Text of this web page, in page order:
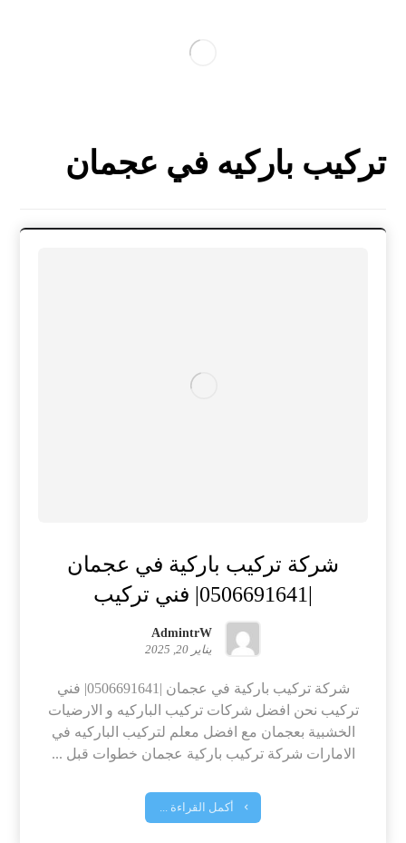
تركيب باركيه في عجمان
شركة تركيب باركية في عجمان
|0506691641| فني تركيب
AdmintrW
يناير 20, 2025
شركة تركيب باركية في عجمان |0506691641| فني
تركيب نحن افضل شركات تركيب الباركيه و الارضيات
الخشبية بعجمان مع افضل معلم لتركيب الباركيه في
الامارات شركة تركيب باركية عجمان خطوات قبل ...
أكمل القراءة ...